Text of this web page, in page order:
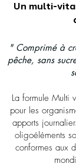
Un multi-
" Comprimé à
pêche, sans
La formule Multi
pour les
apports
oligoéléments
conformes aux